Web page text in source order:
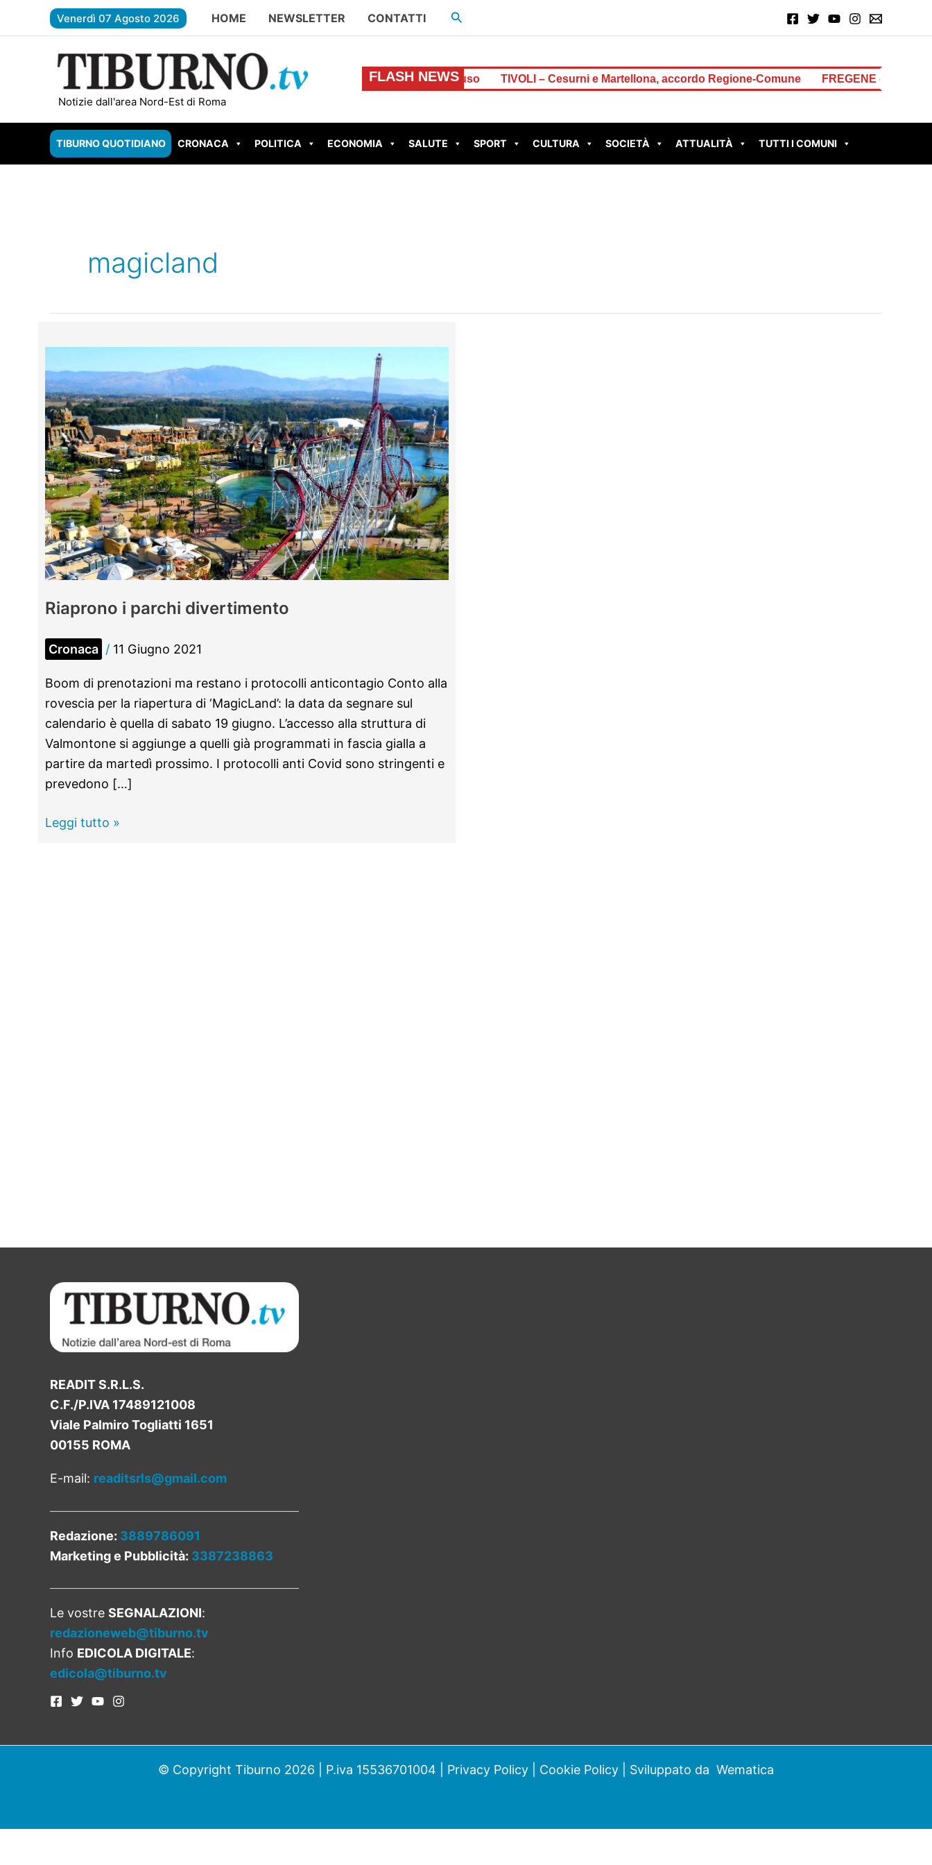
Venerdì 07 Agosto 2026 HOME NEWSLETTER CONTATTI Cerca
Notizie dall'area Nord-Est di Roma
FLASH NEWS
TIVOLI – Parco Begozzi da un milione di euro, resta chiuso TIVOLI – Cesurni e Martellona, accordo Regione-Comune FREGENE – Accoltella il
TIBURNO QUOTIDIANO CRONACA POLITICA ECONOMIA SALUTE SPORT CULTURA SOCIETÀ ATTUALITÀ TUTTI I COMUNI
magicland
Riaprono i parchi divertimento
Cronaca / 11 Giugno 2021
Boom di prenotazioni ma restano i protocolli anticontagio Conto alla
rovescia per la riapertura di ‘MagicLand’: la data da segnare sul
calendario è quella di sabato 19 giugno. L’accesso alla struttura di
Valmontone si aggiunge a quelli già programmati in fascia gialla a
partire da martedì prossimo. I protocolli anti Covid sono stringenti e
prevedono […]
Riaprono
Leggi tutto »
READIT S.R.L.S.
C.F./P.IVA 17489121008
Viale Palmiro Togliatti 1651
00155 ROMA
E-mail: readitsrls@gmail.com
Redazione: 3889786091
Marketing e Pubblicità: 3387238863
Le vostre SEGNALAZIONI:
redazioneweb@tiburno.tv
Info EDICOLA DIGITALE:
edicola@tiburno.tv
© Copyright Tiburno 2026 | P.iva 15536701004 | Privacy Policy Cookie Policy | Sviluppato da Wematica